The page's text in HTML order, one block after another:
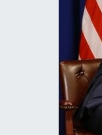
Burç Yorumları
Hava Durumu